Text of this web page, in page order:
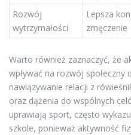
Rozwój
wytrzymałości
Lepsza
zmęczenie
Warto również zaznaczyć, że
wpływać na rozwój społeczny
nawiązywanie relacji z
oraz dążenia do wspólnych
uprawiają sport, często
szkole, ponieważ aktywność